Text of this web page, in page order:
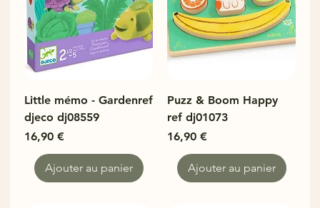
Little mémo - Gardenref
djeco dj08559
Prix
16,90 €
Ajouter au panier
Puzz & Boom Happy
ref dj01073
Prix
16,90 €
Ajouter au panier